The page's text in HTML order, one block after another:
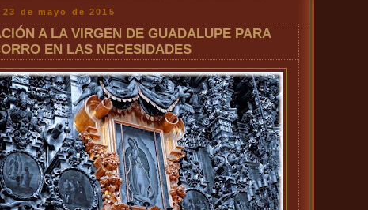
de mayo de 2015
A LA VIRGEN DE GUADALUPE PARA
EN LAS NECESIDADES